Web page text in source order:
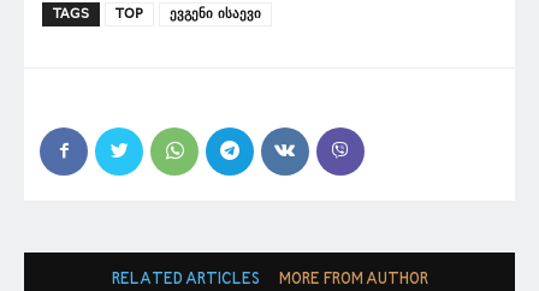
TAGS TOP ევგენი ისაევი
RELATED ARTICLES MORE FROM AUTHOR